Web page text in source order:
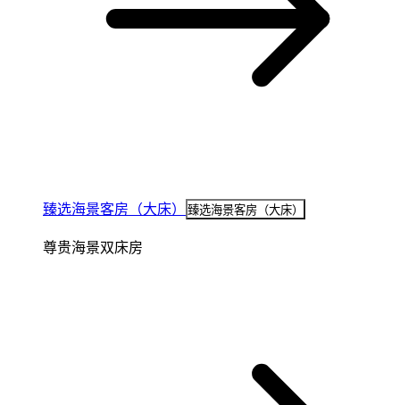
臻选海景客房（大床） 臻选海景客房（大床）
尊贵海景双床房